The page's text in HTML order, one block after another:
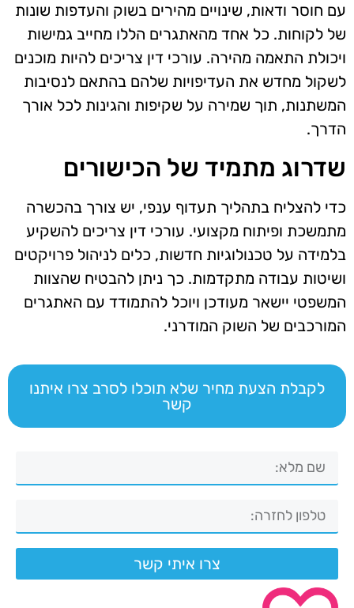
עם חוסר ודאות, שינויים מהירים בשוק והעדפות שונות
של לקוחות. כל אחד מהאתגרים הללו מחייב גמישות
ויכולת התאמה מהירה. עורכי דין צריכים להיות מוכנים
לשקול מחדש את העדיפויות שלהם בהתאם לנסיבות
המשתנות, תוך שמירה על שקיפות והגינות לכל אורך
הדרך.
שדרוג מתמיד של הכישורים
כדי להצליח בתהליך תעדוף ענפי, יש צורך בהכשרה
מתמשכת ופיתוח מקצועי. עורכי דין צריכים להשקיע
בלמידה על טכנולוגיות חדשות, כלים לניהול פרויקטים
ושיטות עבודה מתקדמות. כך ניתן להבטיח שהצוות
המשפטי יישאר מעודכן ויוכל להתמודד עם האתגרים
המורכבים של השוק המודרני.
לקבלת הצעת מחיר שלא תוכלו לסרב צרו איתנו
קשר
צרו איתי קשר